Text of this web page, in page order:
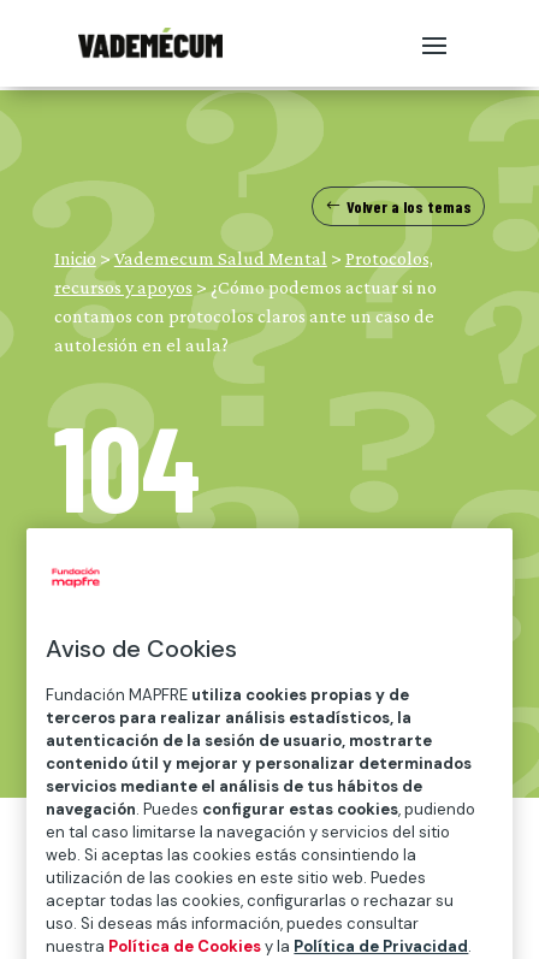
Inicio >Vademecum Salud Mental > Protocolos,
recursos y apoyos > ¿Cómo podemos actuar si no
contamos con protocolos claros ante un caso de
autolesión en el aula?
Volver a los temas
104
¿Cómo podemos actuar si no
contamos con protocolos
autolesión en el aula?
Lo primero es ver si la situación es crítica y
necesita atención médica urgente. En ese caso
Aviso de Cookies
Fundación MAPFRE utiliza cookies propias y de
terceros para realizar análisis estadísticos, la
autenticación de la sesión de usuario, mostrarte
contenido útil y mejorar y personalizar determinados
servicios mediante el análisis de tus hábitos de
navegación. Puedes configurar estas cookies, pudiendo
en tal caso limitarse la navegación y servicios del sitio
web. Si aceptas las cookies estás consintiendo la
utilización de las cookies en este sitio web. Puedes
aceptar todas las cookies, configurarlas o rechazar su
uso. Si deseas más información, puedes consultar
nuestra Política de Cookiesy la Política de Privacidad.